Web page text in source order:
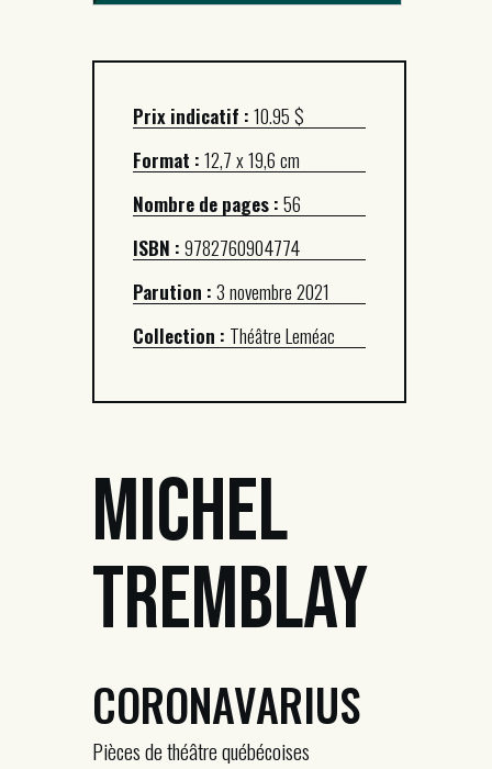
Prix indicatif :10.95 $
Format :12,7 x 19,6 cm
Nombre de pages :56
ISBN :9782760904774
Parution :3 novembre 2021
Collection : Théâtre Leméac
Michel
Tremblay
CORONAVARIUS
Pièces de théâtre québécoises